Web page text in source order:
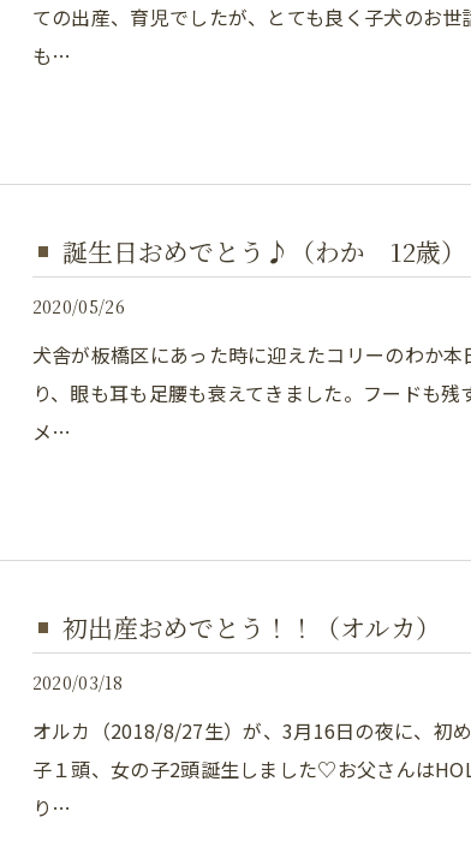
ての出産、育児でしたが、とても良く子犬のお
も…
誕生日おめでとう♪（わか 12歳）
2020/05/26
犬舎が板橋区にあった時に迎えたコリーのわか
り、眼も耳も足腰も衰えてきました。フードも
メ…
初出産おめでとう！！（オルカ）
2020/03/18
オルカ（2018/8/27生）が、3月16日の夜に、初
子１頭、女の子2頭誕生しました♡お父さんは
り…